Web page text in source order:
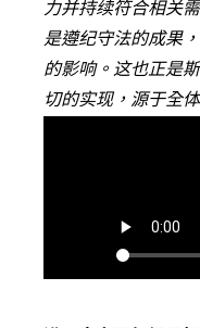
力并持续符合相关
是遵纪守法的成果
的影响。这也正是
切的实现，源于全